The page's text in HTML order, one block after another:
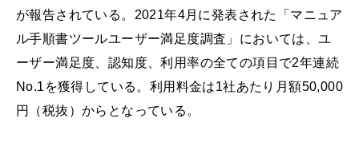
が報告されている。2021年4月に発表された「マニュア
ル手順書ツールユーザー満足度調査」においては、ユ
ーザー満足度、認知度、利用率の全ての項目で2年連続
No.1を獲得している。利用料金は1社あたり月額50,000
円（税抜）からとなっている。